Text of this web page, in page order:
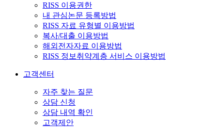
RISS 이용권한
내 관심논문 등록방법
RISS 자료 유형별 이용방법
복사/대출 이용방법
해외전자자료 이용방법
RISS 정보취약계층 서비스 이용방법
고객센터
자주 찾는 질문
상담 신청
상담 내역 확인
고객제안